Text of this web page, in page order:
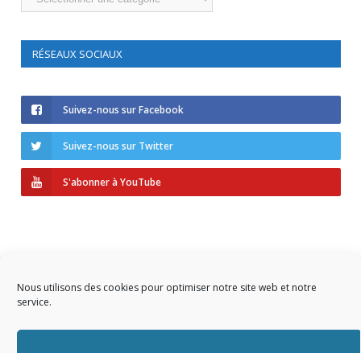
Nous utilisons des cookies pour optimiser notre site web et notre
service.
RÉSEAUX SOCIAUX
Suivez-nous sur Facebook
Suivez-nous sur Twitter
S'abonner à YouTube
Copyright © 2023 AIDF